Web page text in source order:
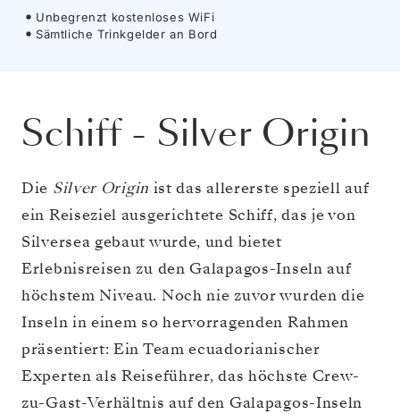
Unbegrenzt kostenloses WiFi
Sämtliche Trinkgelder an Bord
Schiff- Silver Origin
Die Silver Origin ist das allererste speziell auf
ein Reiseziel ausgerichtete Schiff, das je von
Silversea gebaut wurde, und bietet
Erlebnisreisen zu den Galapagos-Inseln auf
höchstem Niveau. Noch nie zuvor wurden die
Inseln in einem so hervorragenden Rahmen
präsentiert: Ein Team ecuadorianischer
Experten als Reiseführer, das höchste Crew-
zu-Gast-Verhältnis auf den Galapagos-Inseln